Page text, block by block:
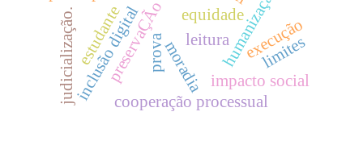
preservaÇÃo leitura
moradia execução
cooperação processual
impacto social
equidade
inclusão digital limites
prova
estudante
judicialização.